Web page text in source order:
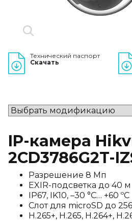
Технический паспорт
Скачать
IP-камера
2CD3786G2T-
Разрешение 8 Мп
EXIR-подсветка до 40 м
IP67, IK10, –30 °C… +60 ºС
Слот для microSD до
H.265+, H.265, H.264+,